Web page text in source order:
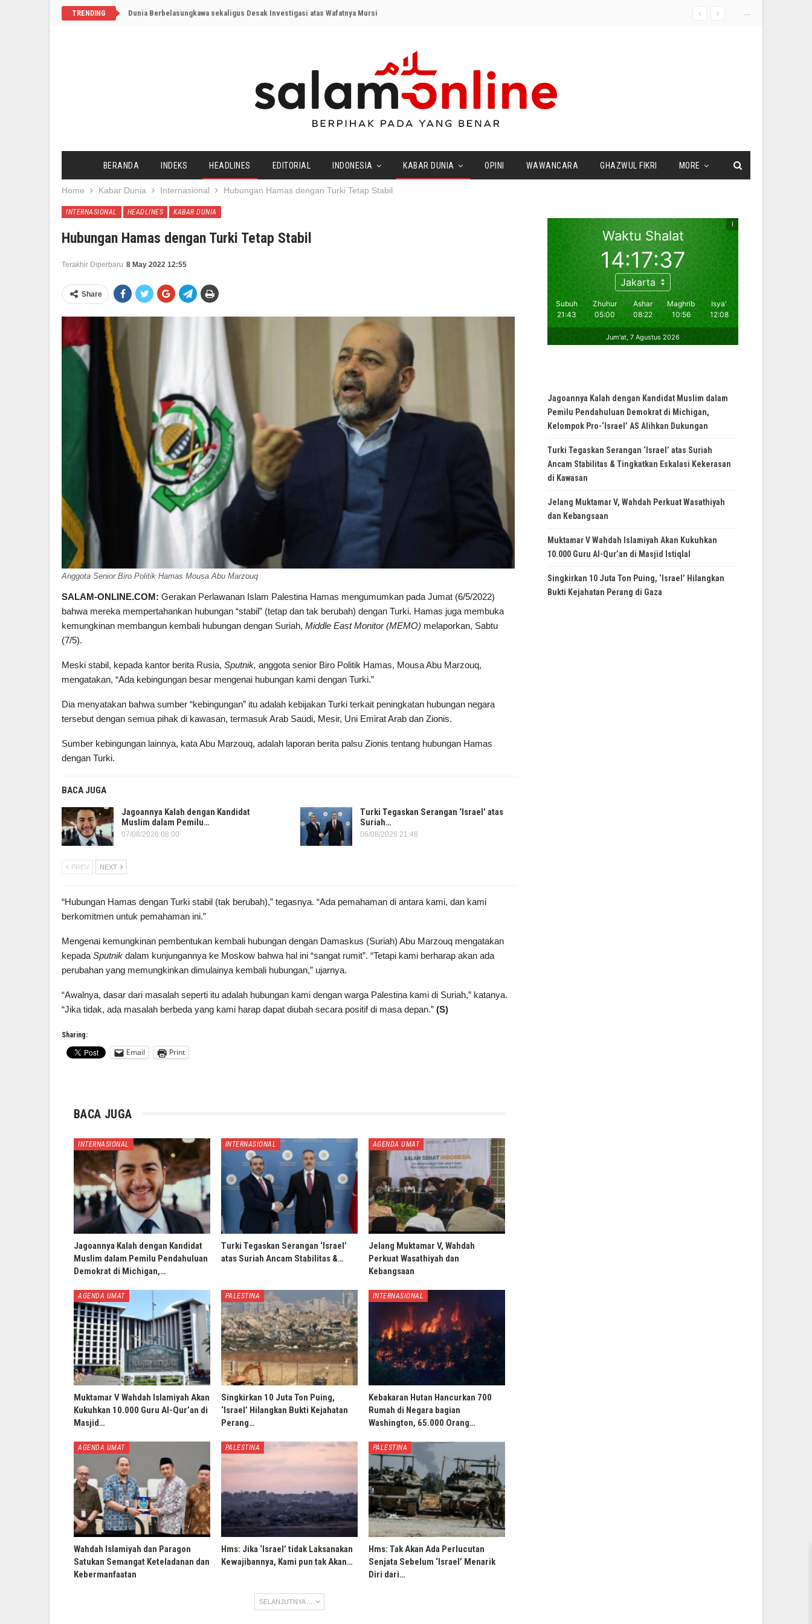
...
TRENDING Dunia Berbelasungkawa sekaligus Desak Investigasi atas Wafatnya Mursi
BERANDA INDEKS HEADLINES EDITORIAL INDONESIA KABAR DUNIA OPINI WAWANCARA GHAZWUL FIKRI MORE
Home Kabar Dunia Internasional Hubungan Hamas dengan Turki Tetap Stabil
INTERNASIONAL HEADLINES KABAR DUNIA
Hubungan Hamas dengan Turki Tetap Stabil
Terakhir Diperbaru 8 May 2022 12:55
Share
Anggota Senior Biro Politik Hamas Mousa Abu Marzouq
SALAM-ONLINE.COM: Gerakan Perlawanan Islam Palestina Hamas mengumumkan pada Jumat (6/5/2022)
bahwa mereka mempertahankan hubungan “stabil” (tetap dan tak berubah) dengan Turki. Hamas juga membuka
kemungkinan membangun kembali hubungan dengan Suriah, Middle East Monitor (MEMO) melaporkan, Sabtu
(7/5).
Meski stabil, kepada kantor berita Rusia, Sputnik, anggota senior Biro Politik Hamas, Mousa Abu Marzouq,
mengatakan, “Ada kebingungan besar mengenai hubungan kami dengan Turki.”
Dia menyatakan bahwa sumber “kebingungan” itu adalah kebijakan Turki terkait peningkatan hubungan negara
tersebut dengan semua pihak di kawasan, termasuk Arab Saudi, Mesir, Uni Emirat Arab dan Zionis.
Sumber kebingungan lainnya, kata Abu Marzouq, adalah laporan berita palsu Zionis tentang hubungan Hamas
dengan Turki.
BACA JUGA
Jagoannya Kalah dengan Kandidat
Muslim dalam Pemilu…
07/08/2026 08:00
Turki Tegaskan Serangan ‘Israel’ atas
Suriah…
06/08/2026 21:48
PREV NEXT
“Hubungan Hamas dengan Turki stabil (tak berubah),” tegasnya. “Ada pemahaman di antara kami, dan kami
berkomitmen untuk pemahaman ini.”
Mengenai kemungkinan pembentukan kembali hubungan dengan Damaskus (Suriah) Abu Marzouq mengatakan
kepada Sputnik dalam kunjungannya ke Moskow bahwa hal ini “sangat rumit”. “Tetapi kami berharap akan ada
perubahan yang memungkinkan dimulainya kembali hubungan,” ujarnya.
“Awalnya, dasar dari masalah seperti itu adalah hubungan kami dengan warga Palestina kami di Suriah,” katanya.
“Jika tidak, ada masalah berbeda yang kami harap dapat diubah secara positif di masa depan.” (S)
Sharing:
Email Print
BACA JUGA
INTERNASIONAL
Jagoannya Kalah dengan Kandidat
Muslim dalam Pemilu Pendahuluan
Demokrat di Michigan,…
INTERNASIONAL
Turki Tegaskan Serangan ‘Israel’
atas Suriah Ancam Stabilitas &…
AGENDA UMAT
Jelang Muktamar V, Wahdah
Perkuat Wasathiyah dan
Kebangsaan
AGENDA UMAT
Muktamar V Wahdah Islamiyah Akan
Kukuhkan 10.000 Guru Al-Qur’an di
Masjid…
PALESTINA
Singkirkan 10 Juta Ton Puing,
‘Israel’ Hilangkan Bukti Kejahatan
Perang…
INTERNASIONAL
Kebakaran Hutan Hancurkan 700
Rumah di Negara bagian
Washington, 65.000 Orang…
AGENDA UMAT
Wahdah Islamiyah dan Paragon
Satukan Semangat Keteladanan dan
Kebermanfaatan
PALESTINA
Hms: Jika ‘Israel’ tidak Laksanakan
Kewajibannya, Kami pun tak Akan…
PALESTINA
Hms: Tak Akan Ada Perlucutan
Senjata Sebelum ‘Israel’ Menarik
Diri dari…
SELANJUTNYA ...
Jagoannya Kalah dengan Kandidat Muslim dalam
Pemilu Pendahuluan Demokrat di Michigan,
Kelompok Pro-‘Israel’ AS Alihkan Dukungan
Turki Tegaskan Serangan ‘Israel’ atas Suriah
Ancam Stabilitas & Tingkatkan Eskalasi Kekerasan
di Kawasan
Jelang Muktamar V, Wahdah Perkuat Wasathiyah
dan Kebangsaan
Muktamar V Wahdah Islamiyah Akan Kukuhkan
10.000 Guru Al-Qur’an di Masjid Istiqlal
Singkirkan 10 Juta Ton Puing, ‘Israel’ Hilangkan
Bukti Kejahatan Perang di Gaza